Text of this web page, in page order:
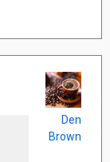
Den
Brown